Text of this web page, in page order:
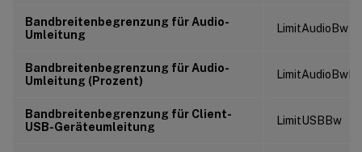
Bandbreitenbegrenzung für Audio-
Umleitung
LimitAudioBw
Bandbreitenbegrenzung für Audio-
Umleitung (Prozent)
Bandbreitenbegrenzung für Client-
USB-Geräteumleitung
LimitUSBBw